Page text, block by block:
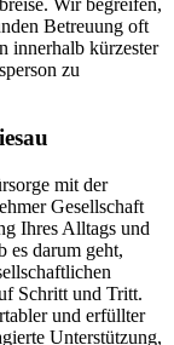
Betreuung oft
innerhalb kürzester
zu
mit der
Gesellschaft
Ihres Alltags und
es darum geht,
Schritt und Tritt.
und erfüllter
Unterstützung,